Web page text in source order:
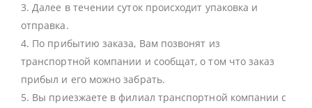
3. Далее в течении суток происходит упаковка и
отправка.
4. По прибытию заказа, Вам позвонят из
транспортной компании и сообщат, о том что заказ
прибыл и его можно забрать.
5. Вы приезжаете в филиал транспортной компании с